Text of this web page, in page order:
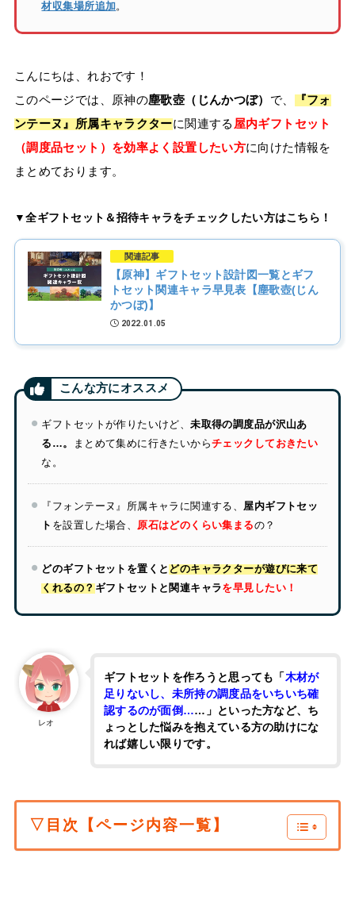
材収集場所追加。
こんにちは、れおです！
このページでは、原神の塵歌壺（じんかつぼ） で、
『フォ
ンテーヌ』所属キャラクターに関連する 屋内ギフトセット
（調度品セット）を効率よく設置したい方に向けた情報を
まとめております。
▼全ギフトセット＆招待キャラをチェックしたい方はこちら！
関連記事
【原神】ギフトセット設計図一覧とギフ
トセット関連キャラ早見表【塵歌壺(じん
かつぼ)】
2022.01.05
ギフトセットが作りたいけど、未取得の調度品が沢山あ
る…。
まとめて集めに行きたいからチェックしておきたい
な。
『フォンテーヌ』所属キャラに関連する、 屋内ギフトセッ
ト を設置した場合、 原石はどのくらい集まるの？
どのギフトセットを置くと どのキャラクターが遊びに来て
くれるの？ ギフトセットと関連キャラを早見したい！
レオ
ギフトセットを作ろうと思っても「木材が
足りないし、未所持の調度品をいちいち確
認するのが面倒……」といった方など、ち
ょっとした悩みを抱えている方の助けにな
れば嬉しい限りです。
▽目次【ページ内容一覧】